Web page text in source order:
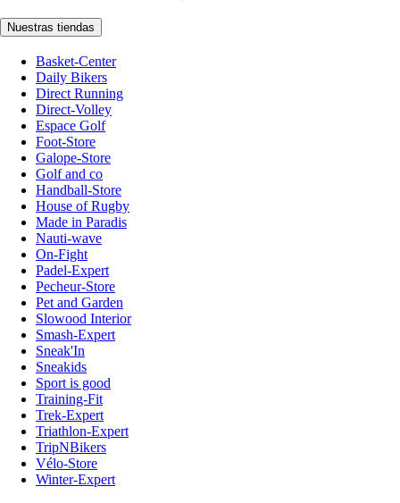
Nuestras tiendas
Basket-Center
Daily Bikers
Direct Running
Direct-Volley
Espace Golf
Foot-Store
Galope-Store
Golf and co
Handball-Store
House of Rugby
Made in Paradis
Nauti-wave
On-Fight
Padel-Expert
Pecheur-Store
Pet and Garden
Slowood Interior
Smash-Expert
Sneak'In
Sneakids
Sport is good
Training-Fit
Trek-Expert
Triathlon-Expert
TripNBikers
Vélo-Store
Winter-Expert